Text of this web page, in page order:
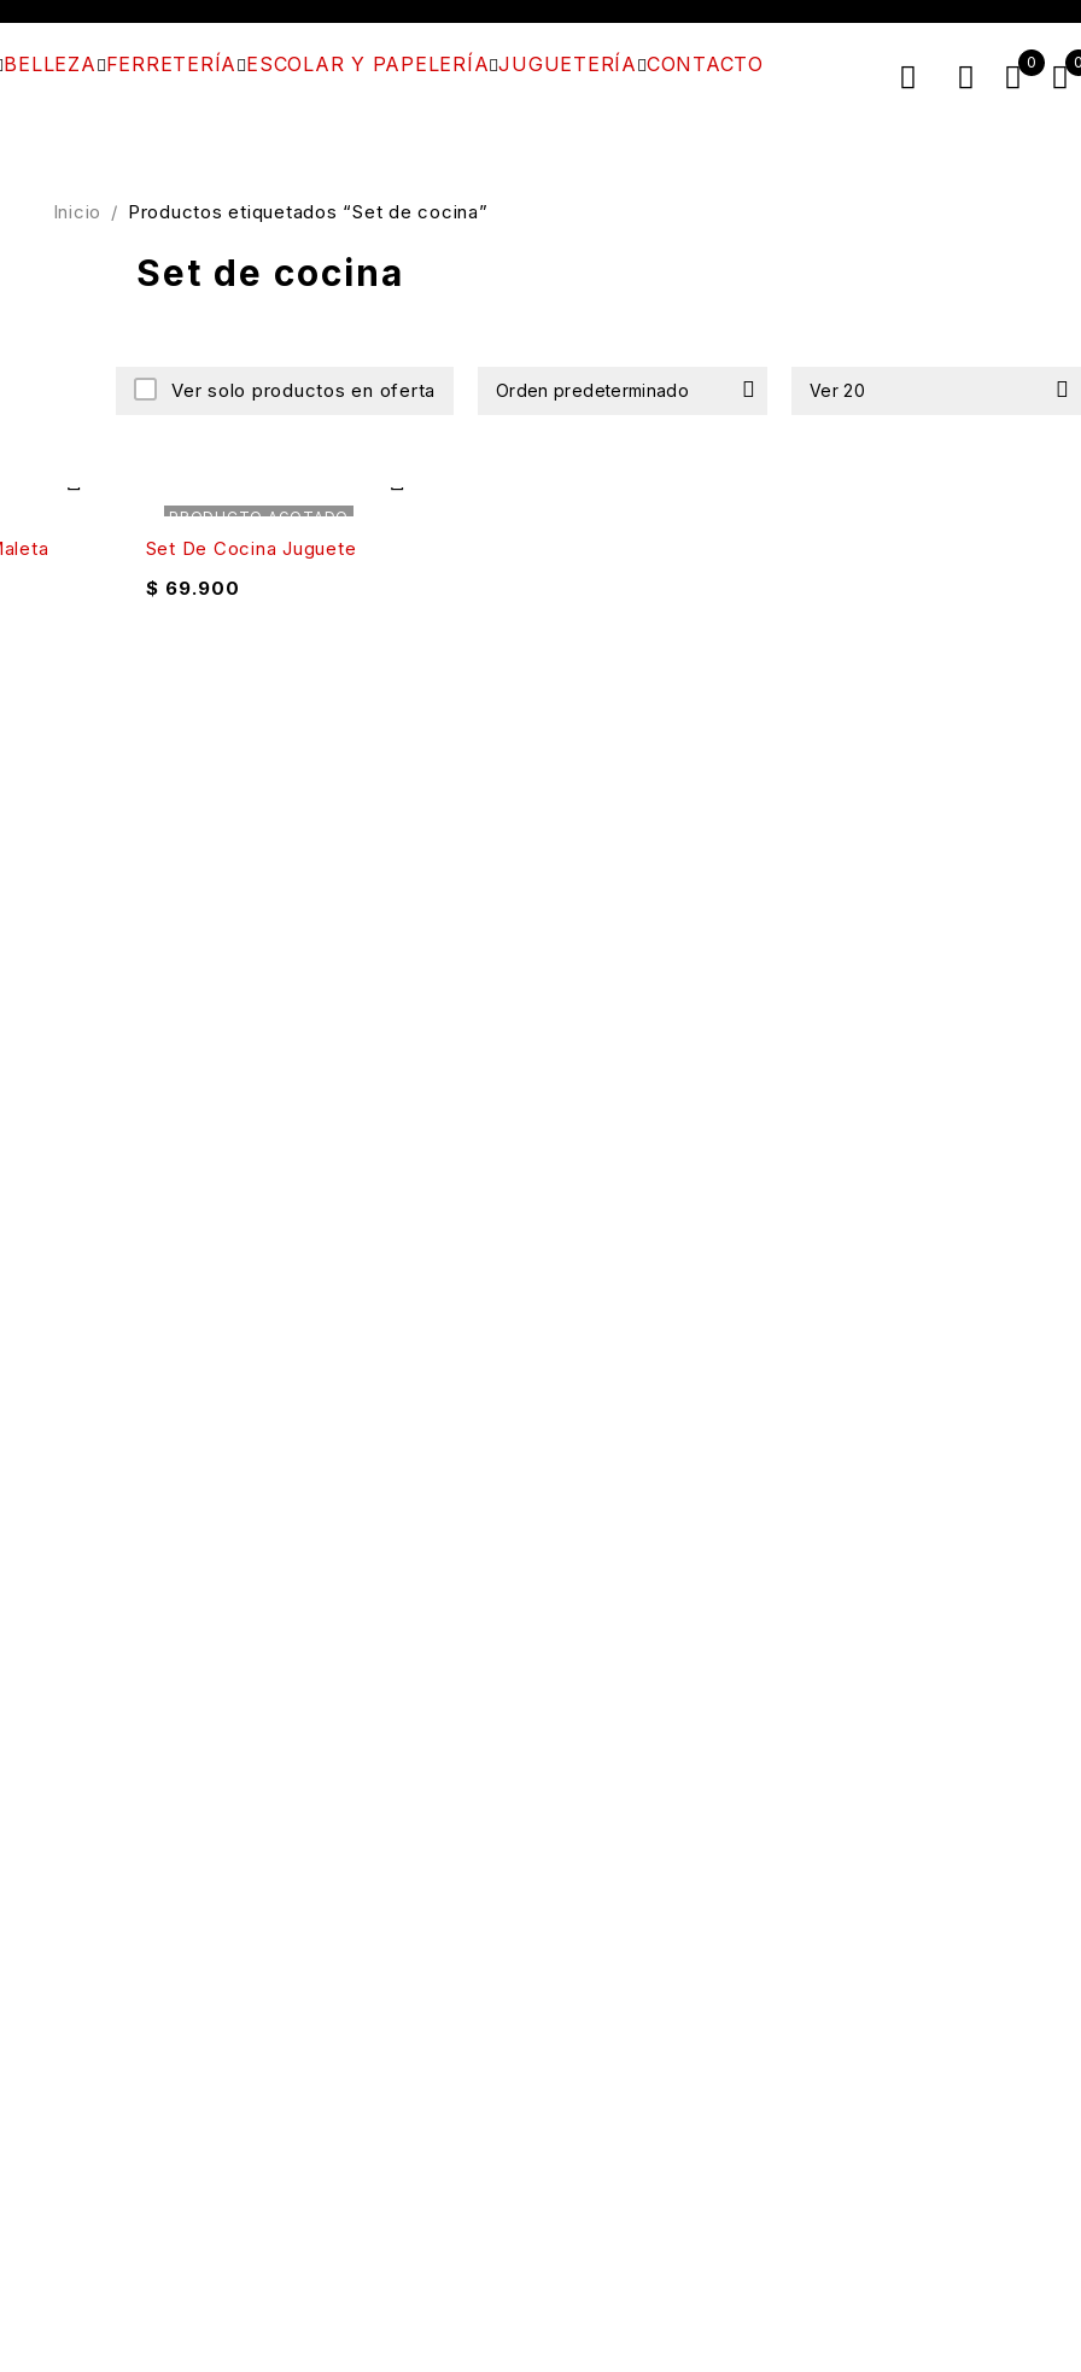
BELLEZA FERRETERÍA ESCOLAR Y PAPELERÍA JUGUETERÍA CONTACTO
0
Set de cocina
Inicio / Productos etiquetados “Set de cocina”
Ver solo productos en oferta Orden predeterminado Ver 20
PRODUCTO AGOTADO
Set De Cocina Juguete
$ 69.900